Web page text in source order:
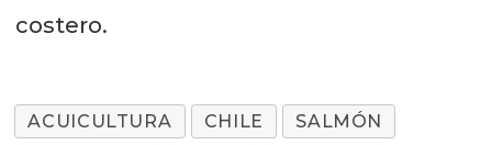
costero.
ACUICULTURA CHILE
SALMÓN